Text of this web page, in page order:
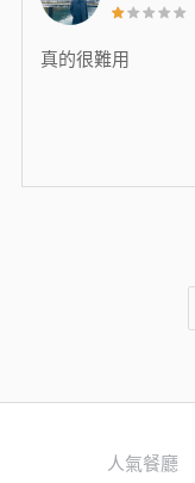
真的很難用
人氣餐廳